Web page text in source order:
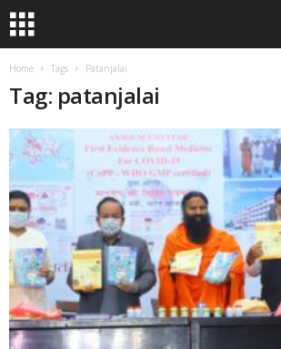
Home Tags Patanjalai
Tag: patanjalai